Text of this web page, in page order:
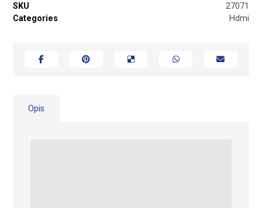
SKU
27071
Categories
Hdmi
Opis